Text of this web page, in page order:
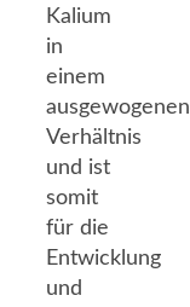
Kalium
in
einem
ausgewogenen
Verhältnis
und ist
somit
für die
Entwicklung
und